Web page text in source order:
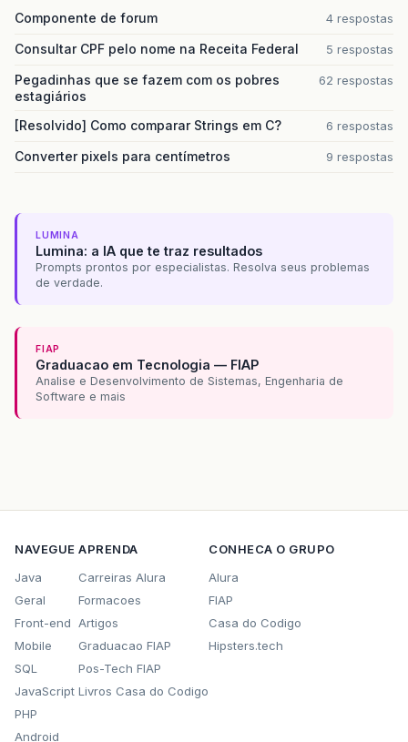
Componente de forum 4 respostas
Consultar CPF pelo nome na Receita Federal 5 respostas
Pegadinhas que se fazem com os pobres
estagiários
62 respostas
[Resolvido] Como comparar Strings em C? 6 respostas
Converter pixels para centímetros 9 respostas
LUMINA
Lumina: a IA que te traz resultados
Prompts prontos por especialistas. Resolva seus problemas
de verdade.
FIAP
Graduacao em Tecnologia — FIAP
Analise e Desenvolvimento de Sistemas, Engenharia de
Software e mais
NAVEGUE
Java
Geral
Front-end
Mobile
SQL
JavaScript
PHP
Android
APRENDA
Carreiras Alura
Formacoes
Artigos
Graduacao FIAP
Pos-Tech FIAP
Livros Casa do Codigo
CONHECA O GRUPO
Alura
FIAP
Casa do Codigo
Hipsters.tech